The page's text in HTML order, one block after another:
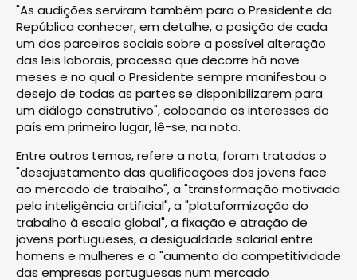
"As audições serviram também para o Presidente da
República conhecer, em detalhe, a posição de cada
um dos parceiros sociais sobre a possível alteração
das leis laborais, processo que decorre há nove
meses e no qual o Presidente sempre manifestou o
desejo de todas as partes se disponibilizarem para
um diálogo construtivo", colocando os interesses do
país em primeiro lugar, lê-se, na nota.
Entre outros temas, refere a nota, foram tratados o
"desajustamento das qualificações dos jovens face
ao mercado de trabalho", a "transformação motivada
pela inteligência artificial", a "plataformização do
trabalho à escala global", a fixação e atração de
jovens portugueses, a desigualdade salarial entre
homens e mulheres e o "aumento da competitividade
das empresas portuguesas num mercado